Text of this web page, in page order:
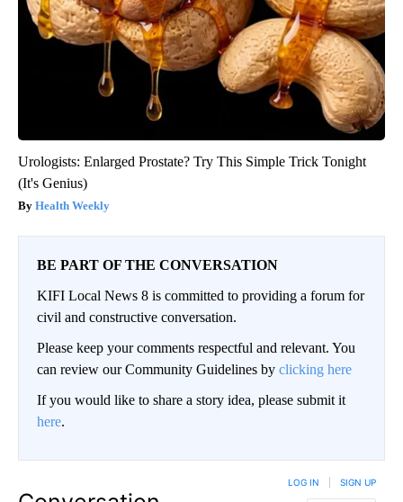
Urologists: Enlarged Prostate? Try This Simple Trick Tonight
(It's Genius)
Health Weekly
BE PART OF THE CONVERSATION
KIFI Local News 8 is committed to providing a forum for
civil and constructive conversation.
Please keep your comments respectful and relevant. You
can review our Community Guidelines by clicking here
If you would like to share a story idea, please submit it
here.
LOG IN SIGN UP